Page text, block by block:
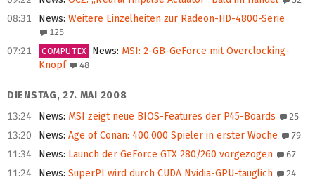
08:31 News: Weitere Einzelheiten zur Radeon-HD-4800-Serie
125
07:21 COMPUTEX News: MSI: 2-GB-GeForce mit Overclocking-
Knopf
48
DIENSTAG, 27. MAI 2008
13:24
News: MSI zeigt neue BIOS-Features der P45-Boards 25
13:20 News: Age of Conan: 400.000 Spieler in erster Woche 79
11:34 News: Launch der GeForce GTX 280/260 vorgezogen 67
11:24 News: SuperPI wird durch CUDA Nvidia-GPU-tauglich 24